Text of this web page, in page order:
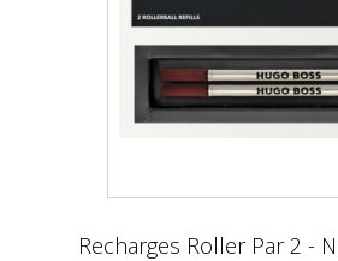
Recharges Roller Par 2 -